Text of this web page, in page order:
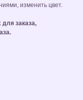
изменить цвет.
заказа,